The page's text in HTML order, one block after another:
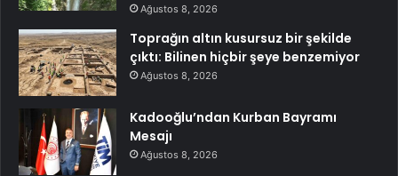
Ağustos 8, 2026
Toprağın altın kusursuz bir şekilde
çıktı: Bilinen hiçbir şeye benzemiyor
Ağustos 8, 2026
Kadooğlu’ndan Kurban Bayramı
Mesajı
Ağustos 8, 2026